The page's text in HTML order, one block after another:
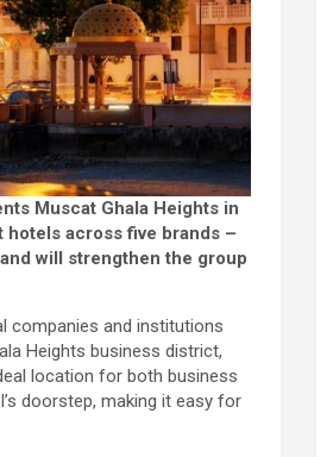
Muscat Ghala Heights in
hotels across five brands –
will strengthen the group
companies and institutions
Heights business district,
location for both business
doorstep, making it easy for